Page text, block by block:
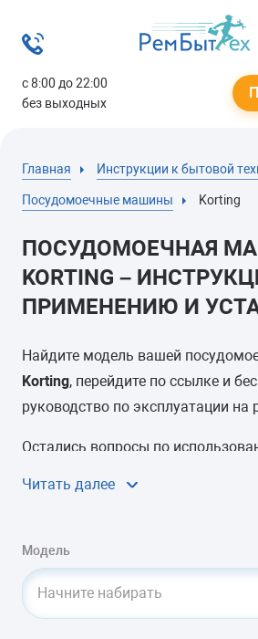
с 8:00 до 22:00
без выходных
Главная Инструкции к бытовой
Посудомоечные машины Korting
ПОСУДОМОЕЧНАЯ
KORTING –
ПРИМЕНЕНИЮ И
Найдите модель вашей
Korting, перейдите по ссылке и
руководство по эксплуатации на
Остались вопросы по
Вопрос-ответ
Читать далее
Модель
Начните набирать